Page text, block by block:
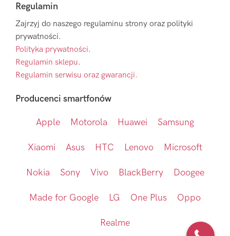
Regulamin
Zajrzyj do naszego regulaminu strony oraz polityki
prywatności.
Polityka prywatności.
Regulamin sklepu.
Regulamin serwisu oraz gwarancji.
Producenci smartfonów
Apple Motorola Huawei Samsung
Xiaomi Asus HTC Lenovo Microsoft
Nokia Sony Vivo BlackBerry Doogee
Made for Google LG One Plus Oppo
Realme